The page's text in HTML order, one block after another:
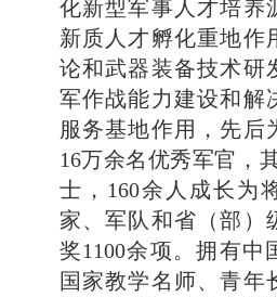
化新型军事人才培养
新质人才孵化重地作
论和武器装备技术研
军作战能力建设和解
服务基地作用，先后
16万余名优秀军官，
士，160余人成长为
家、军队和省（部）
奖1100余项。拥有中
国家教学名师、青年